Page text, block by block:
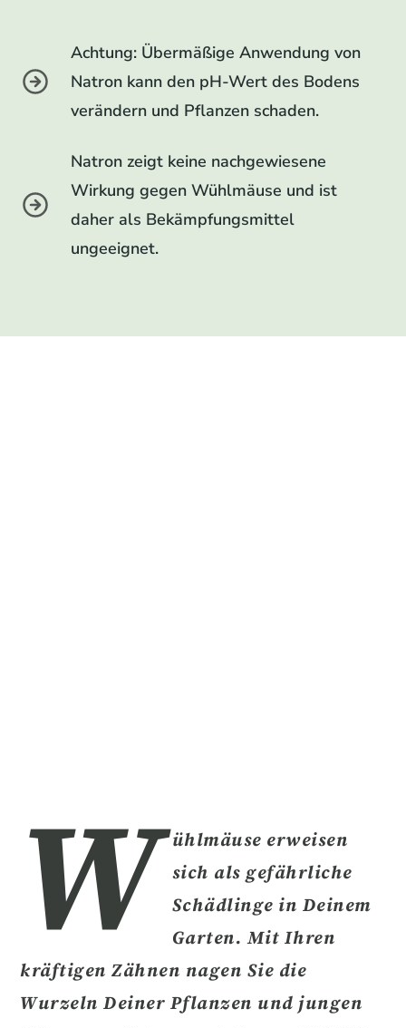
Achtung: Übermäßige Anwendung von
Natron kann den pH-Wert des Bodens
verändern und Pflanzen schaden.
Natron zeigt keine nachgewiesene
Wirkung gegen Wühlmäuse und ist
daher als Bekämpfungsmittel
ungeeignet.
W
ühlmäuse erweisen
sich als gefährliche
Schädlinge in Deinem
Garten. Mit Ihren
kräftigen Zähnen nagen Sie die
Wurzeln Deiner Pflanzen und jungen